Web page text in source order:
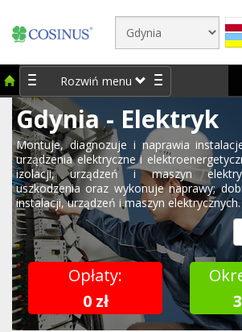
Rozwiń menu
Gdynia - Elektryk
Montuje, diagnozuje i naprawia
urządzenia elektryczne i
izolacji, urządzeń i maszyn
uszkodzenia oraz wykonuje naprawy;
instalacji, urządzeń i maszyn elektrycznych.
Opłaty:
0 zł